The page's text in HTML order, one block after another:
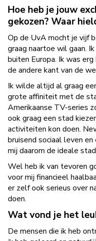
Hoe heb je jouw
gekozen? Waar
Op de UvA mocht je vijf
graag naartoe wil gaan.
buiten Europa. Ik was
de andere kant van de
Ik wilde altijd al graag
grote affiniteit met de
Amerikaanse TV-series
ook graag een stad
activiteiten kon doen.
bruisend sociaal leven
mij daarom de ideale
Wel heb ik van tevoren
voor mij financieel
er zelf ook serieus over
doen.
Wat vond je het
De mensen die ik heb